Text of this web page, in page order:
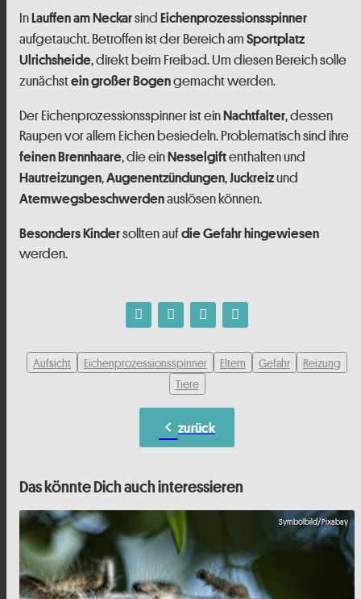
InLauffen am Neckarsind Eichenprozessionsspinner
aufgetaucht. Betroffen ist der Bereich am Sportplatz
Ulrichsheide, direkt beim Freibad. Um diesen Bereich solle
zunächstein großer Bogengemacht werden.
Der Eichenprozessionsspinner ist einNachtfalter, dessen
Raupen vor allem Eichen besiedeln. Problematisch sind ihre
feinen Brennhaare, die einNesselgiftenthalten und
Hautreizungen,Augenentzündungen,Juckreizund
Atemwegsbeschwerdenauslösen können.
Besonders Kindersollten aufdie Gefahr hingewiesen
werden.
Aufsicht Eichenprozessionsspinner Eltern Gefahr
Reizung
Tiere
chevron_left zurück
Das könnte Dich auch interessieren
Symbolbild/Pixabay